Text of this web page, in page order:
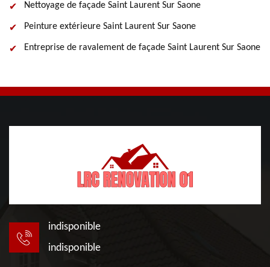
Nettoyage de façade Saint Laurent Sur Saone
Peinture extérieure Saint Laurent Sur Saone
Entreprise de ravalement de façade Saint Laurent Sur Saone
indisponible
indisponible